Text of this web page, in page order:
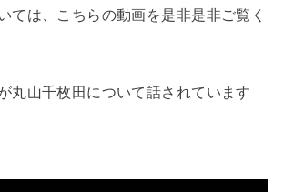
ては、こちらの動画を是非是非ご覧く
丸山千枚田について話されています